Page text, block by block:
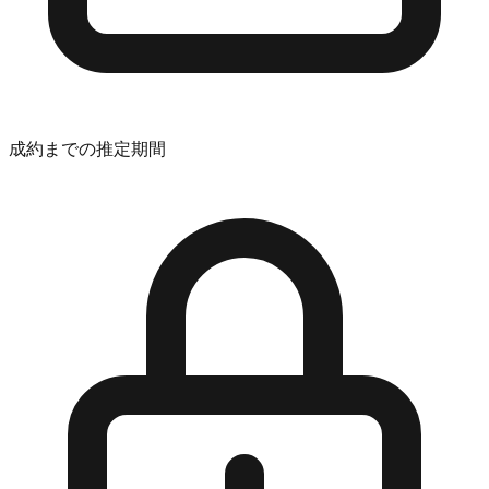
成約までの推定期間